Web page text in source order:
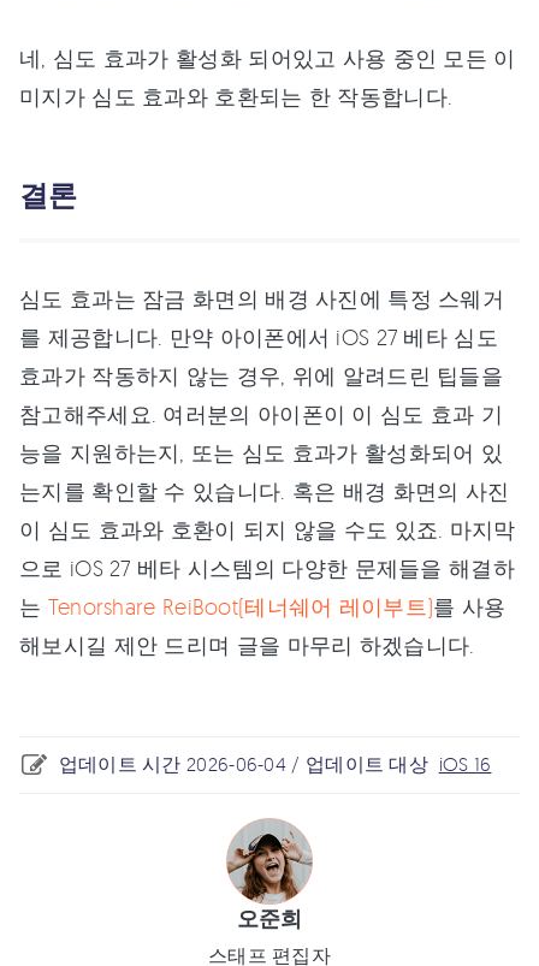
네, 심도 효과가 활성화 되어있고 사용 중인 모든 이
미지가 심도 효과와 호환되는 한 작동합니다.
결론
심도 효과는 잠금 화면의 배경 사진에 특정 스웨거
를 제공합니다. 만약 아이폰에서 iOS 27 베타 심도
효과가 작동하지 않는 경우, 위에 알려드린 팁들을
참고해주세요. 여러분의 아이폰이 이 심도 효과 기
능을 지원하는지, 또는 심도 효과가 활성화되어 있
는지를 확인할 수 있습니다. 혹은 배경 화면의 사진
이 심도 효과와 호환이 되지 않을 수도 있죠. 마지막
으로 iOS 27 베타 시스템의 다양한 문제들을 해결하
는 Tenorshare ReiBoot(테너쉐어 레이부트)를 사용
해보시길 제안 드리며 글을 마무리 하겠습니다.
업데이트 시간 2026-06-04 / 업데이트 대상 iOS 16
오준희
스태프 편집자